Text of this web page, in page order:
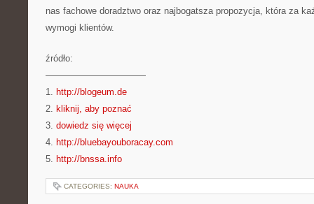
nas fachowe doradztwo oraz najbogatsza propozycja, która za
wymogi klientów.
źródło:
———————————
1. http://blogeum.de
2. kliknij, aby poznać
3. dowiedz się więcej
4. http://bluebayouboracay.com
5. http://bnssa.info
CATEGORIES: NAUKA